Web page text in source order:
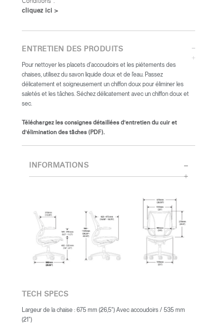
Conditions :
cliquez ici >
ENTRETIEN DES PRODUITS
Pour nettoyer les placets d'accoudoirs et les piétements des
chaises, utilisez du savon liquide doux et de l'eau. Passez
délicatement et soigneusement un chiffon doux pour éliminer les
saletés et les tâches. Séchez délicatement avec un chiffon doux et
sec.
Téléchargez les consignes détaillées d'entretien du cuir et
d'élimination des tâches (PDF).
INFORMATIONS
TECH SPECS
Largeur de la chaise : 675 mm (26,5") Avec accoudoirs / 535 mm
(21")